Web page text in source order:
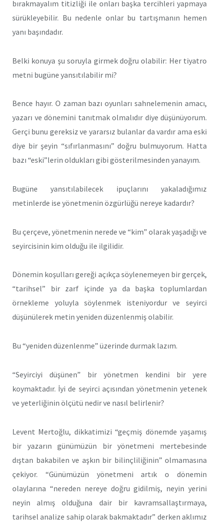
bırakmayalım titizliği ile onları başka tercihleri yapmaya
sürükleyebilir. Bu nedenle onlar bu tartışmanın hemen
yanı başındadır.
Belki konuya şu soruyla girmek doğru olabilir: Her tiyatro
metni bugüne yansıtılabilir mi?
Bence hayır. O zaman bazı oyunları sahnelemenin amacı,
yazarı ve dönemini tanıtmak olmalıdır diye düşünüyorum.
Gerçi bunu gereksiz ve yararsız bulanlar da vardır ama eski
diye bir şeyin “sıfırlanmasını” doğru bulmuyorum. Hatta
bazı “eski”lerin oldukları gibi gösterilmesinden yanayım.
Bugüne yansıtılabilecek ipuçlarını yakaladığımız
metinlerde ise yönetmenin özgürlüğü nereye kadardır?
Bu çerçeve, yönetmenin nerede ve “kim” olarak yaşadığı ve
seyircisinin kim olduğu ile ilgilidir.
Dönemin koşulları gereği açıkça söylenemeyen bir gerçek,
“tarihsel” bir zarf içinde ya da başka toplumlardan
örnekleme yoluyla söylenmek isteniyordur ve seyirci
düşünülerek metin yeniden düzenlenmiş olabilir.
Bu “yeniden düzenlenme” üzerinde durmak lazım.
“Seyirciyi düşünen” bir yönetmen kendini bir yere
koymaktadır. İyi de seyirci açısından yönetmenin yetenek
ve yeterliğinin ölçütü nedir ve nasıl belirlenir?
Levent Mertoğlu, dikkatimizi “geçmiş dönemde yaşamış
bir yazarın günümüzün bir yönetmeni mertebesinde
dıştan bakabilen ve aşkın bir bilinçliliğinin” olmamasına
çekiyor. “Günümüzün yönetmeni artık o dönemin
olaylarına “nereden nereye doğru gidilmiş, neyin yerini
neyin almış olduğuna dair bir kavramsallaştırmaya,
tarihsel analize sahip olarak bakmaktadır” derken aklımız